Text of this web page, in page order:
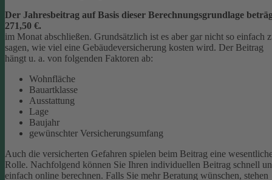
Der Jahresbeitrag auf Basis dieser Berechnungsgrundlage
271,50 €.
im Monat abschließen. Grundsätzlich ist es aber gar nicht so einfach
sagen, wie viel eine Gebäudeversicherung kosten wird. Der Beitrag
hängt u. a. von folgenden Faktoren ab:
Wohnfläche
Bauartklasse
Ausstattung
Lage
Baujahr
gewünschter Versicherungsumfang
Auch die versicherten Gefahren spielen beim Beitrag eine
Rolle. Nachfolgend können Sie Ihren individuellen Beitrag schnell
einfach online berechnen. Falls Sie mehr Beratung wünschen, stehen